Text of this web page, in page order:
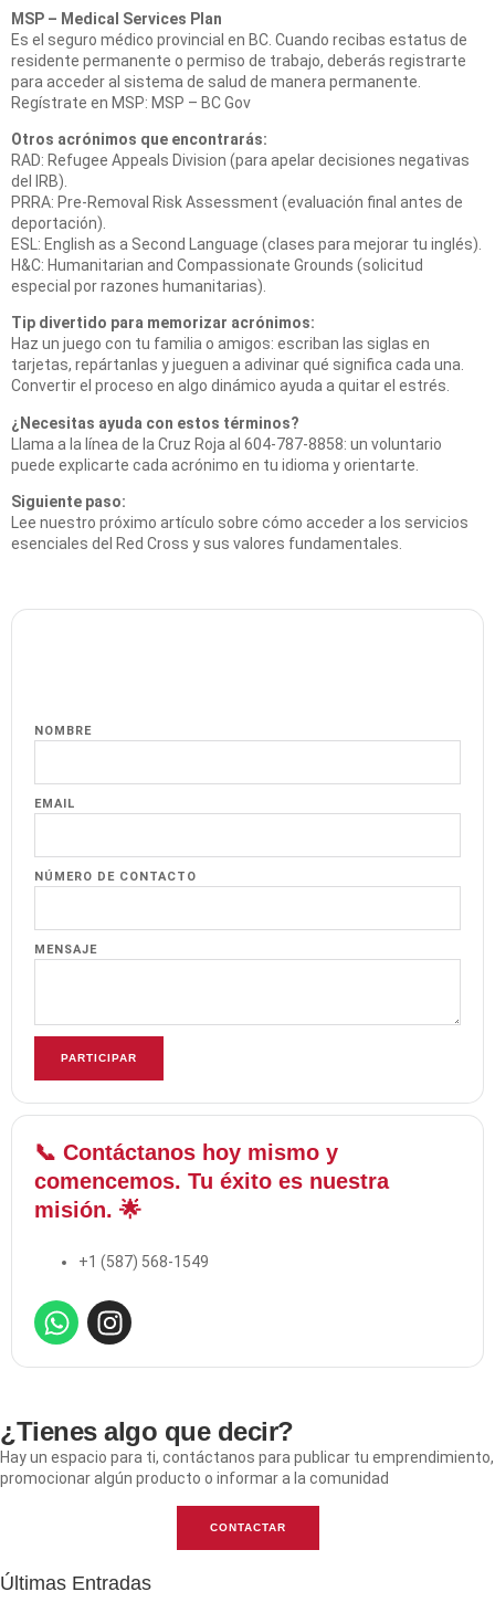
MSP – Medical Services Plan
Es el seguro médico provincial en BC. Cuando recibas estatus de
residente permanente o permiso de trabajo, deberás registrarte
para acceder al sistema de salud de manera permanente.
Regístrate en MSP: MSP – BC Gov
Otros acrónimos que encontrarás:
RAD: Refugee Appeals Division (para apelar decisiones negativas
del IRB).
PRRA: Pre-Removal Risk Assessment (evaluación final antes de
deportación).
ESL: English as a Second Language (clases para mejorar tu inglés).
H&C: Humanitarian and Compassionate Grounds (solicitud
especial por razones humanitarias).
Tip divertido para memorizar acrónimos:
Haz un juego con tu familia o amigos: escriban las siglas en
tarjetas, repártanlas y jueguen a adivinar qué significa cada una.
Convertir el proceso en algo dinámico ayuda a quitar el estrés.
¿Necesitas ayuda con estos términos?
Llama a la línea de la Cruz Roja al 604-787-8858: un voluntario
puede explicarte cada acrónimo en tu idioma y orientarte.
Siguiente paso:
Lee nuestro próximo artículo sobre cómo acceder a los servicios
esenciales del Red Cross y sus valores fundamentales.
NOMBRE
EMAIL
NÚMERO DE CONTACTO
MENSAJE
PARTICIPAR
📞 Contáctanos hoy mismo y
comencemos. Tu éxito es nuestra
misión. 🌟
+1 (587) 568-1549
¿Tienes algo que decir?​
Hay un espacio para ti, contáctanos para publicar tu emprendimiento,
promocionar algún producto o informar a la comunidad
CONTACTAR
Últimas Entradas